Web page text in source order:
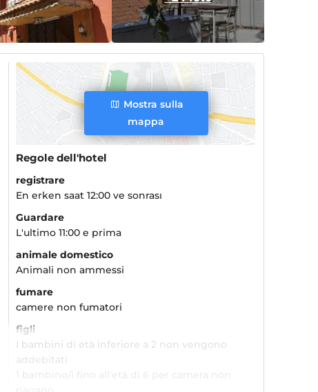
Mostra sulla
mappa
Regole dell'hotel
registrare
En erken saat 12:00 ve sonrası
Guardare
L'ultimo 11:00 e prima
animale domestico
Animali non ammessi
fumare
camere non fumatori
figli
I bambini di età inferiore a 2 non vengono
addebitati